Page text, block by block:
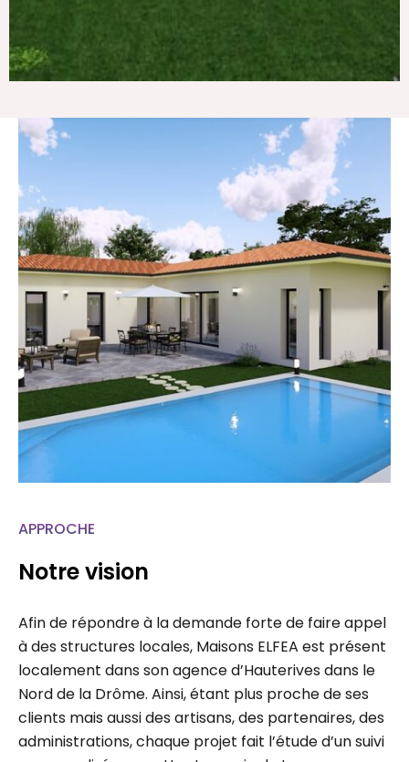
APPROCHE
Notre vision
à des structures locales, Maisons ELFEA est présent
localement dans son agence d’Hauterives dans le
Nord de la Drôme. Ainsi, étant plus proche de ses
clients mais aussi des artisans, des partenaires, des
administrations, chaque projet fait l’étude d’un suivi
personnalisé permettant un gain de temps…